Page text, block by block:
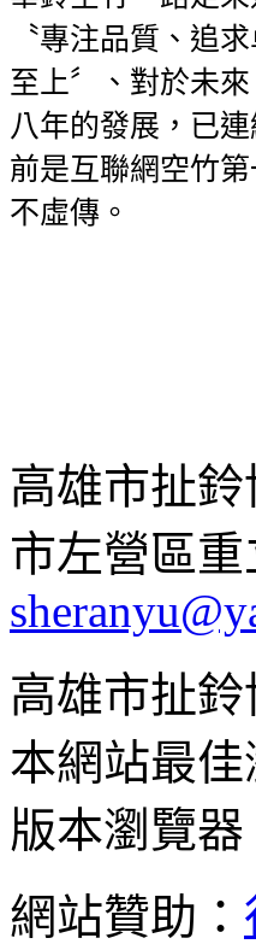
〝專注品質、追
至上〞、對於未
八年的發展，已
前是互聯網空竹
不虛傳。
高雄市扯鈴
市左營區重
高雄市扯
本網站最
版本瀏覽器
網站贊助：